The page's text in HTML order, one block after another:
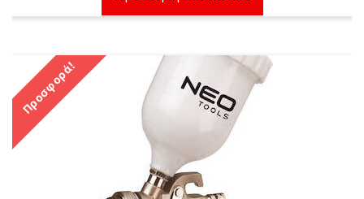
15,10 €.
Προσφορά!